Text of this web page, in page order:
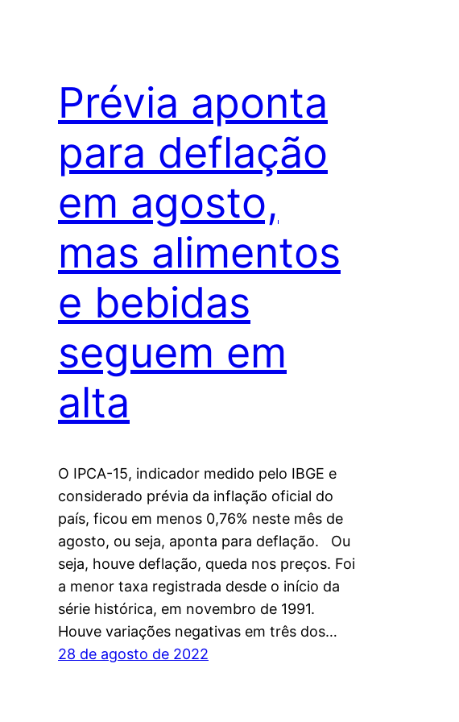
Prévia aponta
para deflação
em agosto,
mas alimentos
e bebidas
seguem em
alta
O IPCA-15, indicador medido pelo IBGE e
considerado prévia da inflação oficial do
país, ficou em menos 0,76% neste mês de
agosto, ou seja, aponta para deflação. Ou
seja, houve deflação, queda nos preços. Foi
a menor taxa registrada desde o início da
série histórica, em novembro de 1991.
Houve variações negativas em três dos…
28 de agosto de 2022